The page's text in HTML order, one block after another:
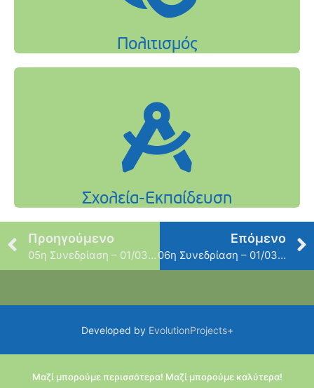
Προηγούμενο
05η Συνεδρίαση – 01/03/2023
Επόμενο
06η Συνεδρίαση – 01/03/2023
Developed by EvolutionProjects+
Μαζί μπορούμε περισσότερα! Μαζί μπορούμε καλύτερα!